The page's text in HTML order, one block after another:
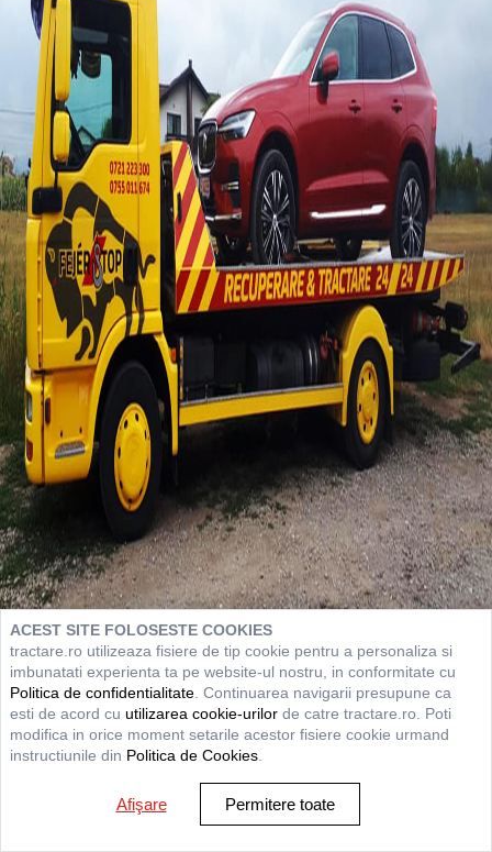
ACEST SITE FOLOSESTE COOKIES
tractare.ro utilizeaza fisiere de tip cookie pentru a personaliza si
imbunatati experienta ta pe website-ul nostru, in conformitate cu
Politica de confidentialitate . Continuarea navigarii presupune ca
esti de acord cu utilizarea cookie-urilor de catre tractare.ro. Poti
modifica in orice moment setarile acestor fisiere cookie urmand
instructiunile din Politica de Cookies
Afişare Permitere toate